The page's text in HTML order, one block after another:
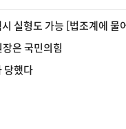
실형도 가능 [법조계에 물
은 국민의힘
당했다